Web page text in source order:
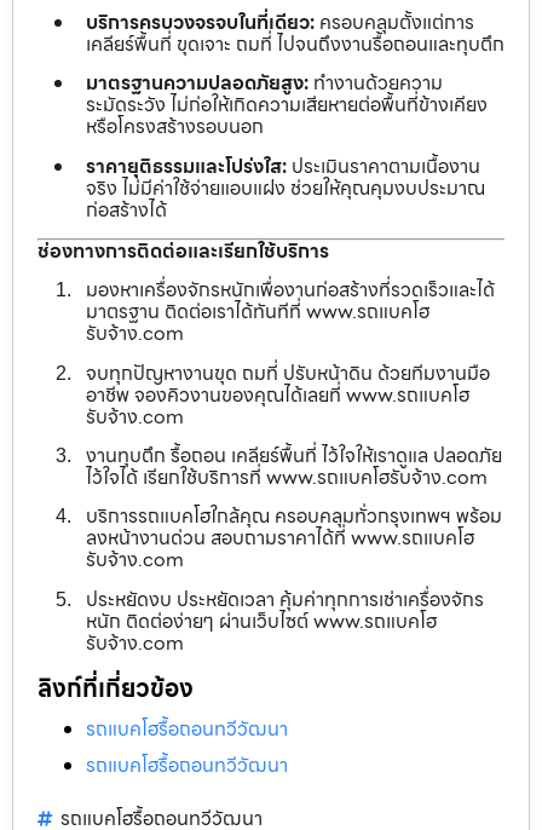
บริการครบวงจรจบในที่เดียว: ครอบคลุมตั้งแต่การ
เคลียร์พื้นที่ ขุดเจาะ ถมที่ ไปจนถึงงานรื้อถอนและทุบตึก
มาตรฐานความปลอดภัยสูง: ทำงานด้วยความ
ระมัดระวัง ไม่ก่อให้เกิดความเสียหายต่อพื้นที่ข้างเคียง
หรือโครงสร้างรอบนอก
ราคายุติธรรมและโปร่งใส: ประเมินราคาตามเนื้องาน
จริง ไม่มีค่าใช้จ่ายแอบแฝง ช่วยให้คุณคุมงบประมาณ
ก่อสร้างได้
ช่องทางการติดต่อและเรียกใช้บริการ
มองหาเครื่องจักรหนักเพื่องานก่อสร้างที่รวดเร็วและได้
มาตรฐาน ติดต่อเราได้ทันทีที่ www.รถแบคโฮ
รับจ้าง.com
จบทุกปัญหางานขุด ถมที่ ปรับหน้าดิน ด้วยทีมงานมือ
อาชีพ จองคิวงานของคุณได้เลยที่ www.รถแบคโฮ
รับจ้าง.com
งานทุบตึก รื้อถอน เคลียร์พื้นที่ ไว้ใจให้เราดูแล ปลอดภัย
ไว้ใจได้ เรียกใช้บริการที่ www.รถแบคโฮรับจ้าง.com
บริการรถแบคโฮใกล้คุณ ครอบคลุมทั่วกรุงเทพฯ พร้อม
ลงหน้างานด่วน สอบถามราคาได้ที่ www.รถแบคโฮ
รับจ้าง.com
ประหยัดงบ ประหยัดเวลา คุ้มค่าทุกการเช่าเครื่องจักร
หนัก ติดต่อง่ายๆ ผ่านเว็บไซต์ www.รถแบคโฮ
รับจ้าง.com
ลิงก์ที่เกี่ยวข้อง
รถแบคโฮรื้อถอนทวีวัฒนา
รถแบคโฮรื้อถอนทวีวัฒนา
รถแบคโฮรื้อถอนทวีวัฒนา